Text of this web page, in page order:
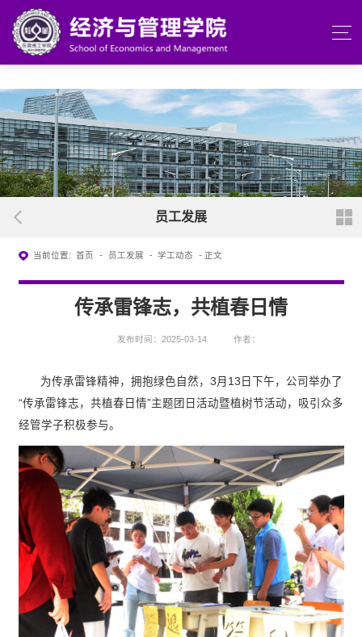
beats365(中国区)-唯一官方网站
员工发展
当前位置: 首页 - 员工发展 - 学工动态 - 正文
传承雷锋志，共植春日情
发布时间：2025-03-14 作者：
为传承雷锋精神，拥抱绿色自然，3月13日下午，公司举办了
“传承雷锋志，共植春日情”主题团日活动暨植树节活动，吸引众多
经管学子积极参与。